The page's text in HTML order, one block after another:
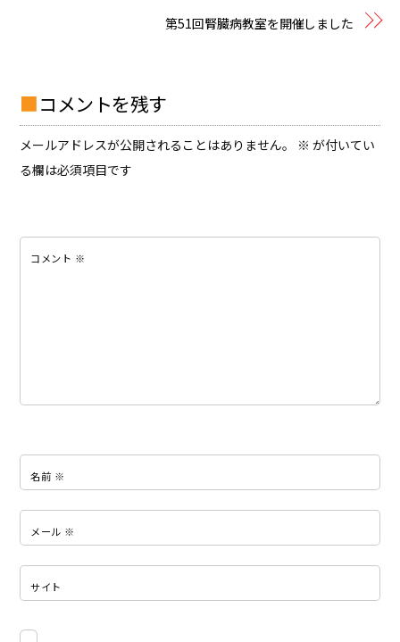
第51回腎臓病教室を開催しました
コメントを残す
メールアドレスが公開されることはありません。 ※ が付いてい
る欄は必須項目です
コメント ※
名前 ※
メール ※
サイト